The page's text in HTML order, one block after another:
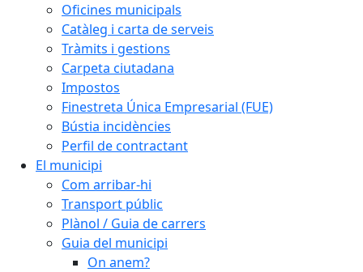
Oficines municipals
Catàleg i carta de serveis
Tràmits i gestions
Carpeta ciutadana
Impostos
Finestreta Única Empresarial (FUE)
Bústia incidències
Perfil de contractant
El municipi
Com arribar-hi
Transport públic
Plànol / Guia de carrers
Guia del municipi
On anem?